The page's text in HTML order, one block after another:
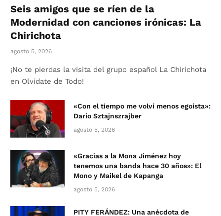
Seis amigos que se ríen de la
Modernidad con canciones irónicas: La
Chirichota
agosto 5, 2026
¡No te pierdas la visita del grupo español La Chirichota
en Olvidate de Todo!
«Con el tiempo me volví menos egoísta»:
Darío Sztajnszrajber
agosto 5, 2026
«Gracias a la Mona Jiménez hoy
tenemos una banda hace 30 años»: El
Mono y Maikel de Kapanga
agosto 5, 2026
PITY FERÁNDEZ: Una anécdota de